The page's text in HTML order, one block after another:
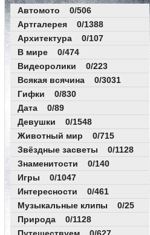
Автомото 0/506
Артгалерея 0/1388
Архитектура 0/107
В мире 0/474
Видеоролики 0/223
Всякая всячина 0/3031
Гифки 0/830
Дата 0/89
Девушки 0/1548
Животный мир 0/715
Звёздные засветы 0/1128
Знаменитости 0/140
Игры 0/1047
Интересности 0/461
Музыкальные клипы 0/25
Природа 0/1128